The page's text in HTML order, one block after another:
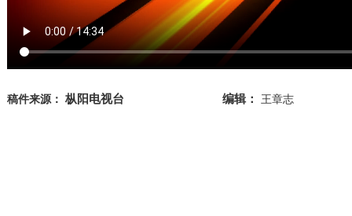
稿件来源： 枞阳电视台 编辑： 王章志